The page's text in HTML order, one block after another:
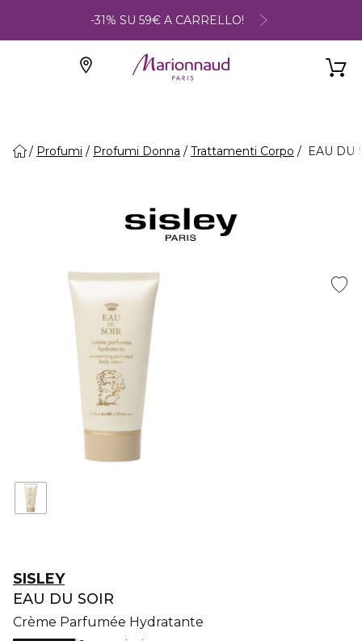
-31% SU 59€ A CARRELLO!
Profumi Profumi Donna Trattamenti Corpo EAU DU
SISLEY
EAU DU SOIR
Crème Parfumée Hydratante